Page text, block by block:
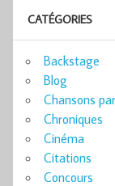
CATÉGORIES
Backstage
Blog
Chansons
Chroniques
Cinéma
Citations
Concours